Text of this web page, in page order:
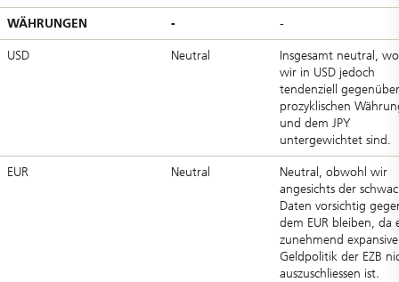
WÄHRUNGEN - -
USD Neutral
Insgesamt neutral,
wir in USD jedoch
tendenziell gegenüber
prozyklischen
und dem JPY
untergewichtet sind.
EUR Neutral
Neutral, obwohl wir
angesichts der
Daten vorsichtig
dem EUR bleiben, da
zunehmend expansive
Geldpolitik der EZB
auszuschliessen ist.